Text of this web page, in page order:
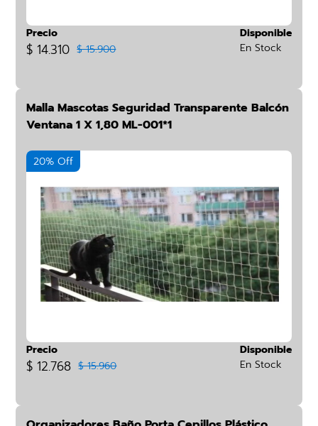
Precio
$ 14.310 $ 15.900
Disponible
En Stock
Malla Mascotas Seguridad Transparente Balcón
Ventana 1 X 1,80 ML-001*1
20% Off
Precio
$ 12.768 $ 15.960
Disponible
En Stock